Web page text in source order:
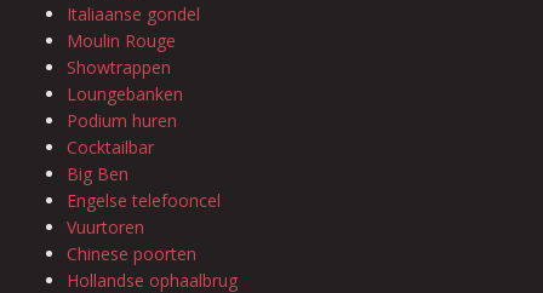
Italiaanse gondel
Moulin Rouge
Showtrappen
Loungebanken
Podium huren
Cocktailbar
Big Ben
Engelse telefooncel
Vuurtoren
Chinese poorten
Hollandse ophaalbrug